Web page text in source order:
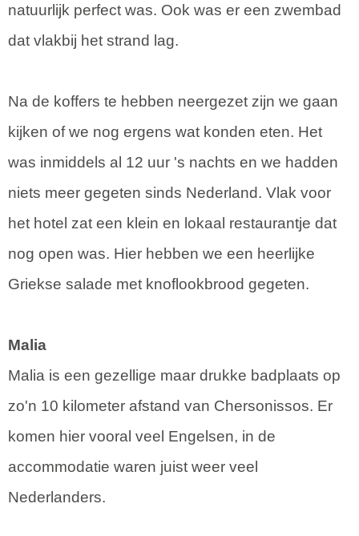
natuurlijk perfect was. Ook was er een zwembad
dat vlakbij het strand lag.
Na de koffers te hebben neergezet zijn we gaan
kijken of we nog ergens wat konden eten. Het
was inmiddels al 12 uur 's nachts en we hadden
niets meer gegeten sinds Nederland. Vlak voor
het hotel zat een klein en lokaal restaurantje dat
nog open was. Hier hebben we een heerlijke
Griekse salade met knoflookbrood gegeten.
Malia
Malia is een gezellige maar drukke badplaats op
zo'n 10 kilometer afstand van Chersonissos. Er
komen hier vooral veel Engelsen, in de
accommodatie waren juist weer veel
Nederlanders.